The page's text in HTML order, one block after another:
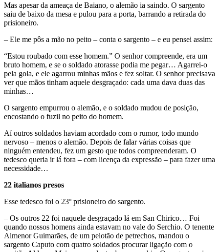
Mas apesar da ameaça de Baiano, o alemão ia saindo. O sargento
saiu de baixo da mesa e pulou para a porta, barrando a retirada do
prisioneiro.
– Ele me pôs a mão no peito – conta o sargento – e eu pensei assim:
“Estou roubado com esse homem.” O senhor compreende, era um
bruto homem, e se o soldado atorasse podia me pegar… Agarrei-o
pela gola, e ele agarrou minhas mãos e fez soltar. O senhor precisava
ver que mãos tinham aquele desgraçado: cada uma dava duas das
minhas…
O sargento empurrou o alemão, e o soldado mudou de posição,
encostando o fuzil no peito do homem.
Aí outros soldados haviam acordado com o rumor, todo mundo
nervoso – menos o alemão. Depois de falar várias coisas que
ninguém entendeu, fez um gesto que todos compreenderam. O
tedesco queria ir lá fora – com licença da expressão – para fazer uma
necessidade…
22 italianos presos
Esse tedesco foi o 23º prisioneiro do sargento.
– Os outros 22 foi naquele desgraçado lá em San Chirico… Foi
quando nossos homens ainda estavam no vale do Serchio. O tenente
Almenor Guimarães, de um pelotão de petrechos, mandou o
sargento Caputo com quatro soldados procurar ligação com o